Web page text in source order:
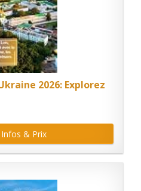
2026: Explorez
Infos & Prix